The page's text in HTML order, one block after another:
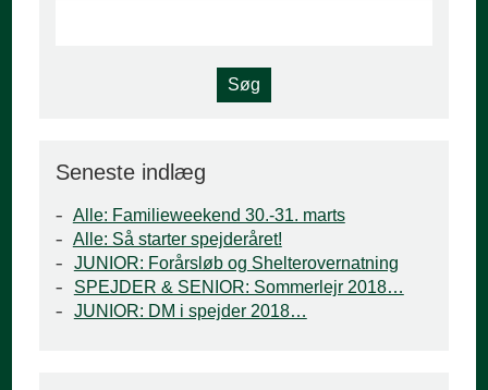
Seneste indlæg
Alle: Familieweekend 30.-31. marts
Alle: Så starter spejderåret!
JUNIOR: Forårsløb og Shelterovernatning
SPEJDER & SENIOR: Sommerlejr 2018…
JUNIOR: DM i spejder 2018…